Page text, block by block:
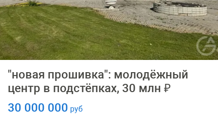
"новая прошивка": молодёжный
центр в подстёпках, 30 млн ₽
30 000 000 руб